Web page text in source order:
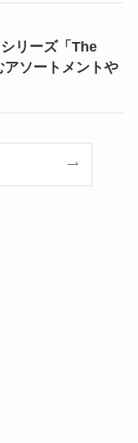
リーズ「The
ソートメントや